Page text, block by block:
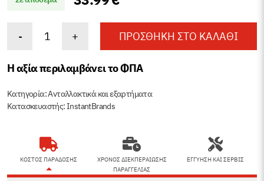
-
καλάθι
Vortex
Plus
5.7L
(Μαύρη)
ποσότητα
+ ΠΡΟΣΘΉΚΗ ΣΤΟ ΚΑΛΆΘΙ
Η αξία περιλαμβάνει το ΦΠΑ
Κατηγορία:Ανταλλακτικά και εξαρτήματα
Κατασκευαστής: InstantBrands
ΚΟΣΤΟΣ ΠΑΡΑΔΟΣΗΣ
ΧΡΟΝΟΣ ΔΙΕΚΠΕΡΑΙΩΣΗΣ
ΠΑΡΑΓΓΕΛΙΑΣ
ΕΓΓΥΗΣΗ ΚΑΙ ΣΕΡΒΙΣ